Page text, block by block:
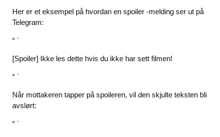
Her er et eksempel på hvordan en spoiler -melding ser ut på
Telegram:
“ `
[Spoiler] Ikke les dette hvis du ikke har sett filmen!
“ `
Når mottakeren tapper på spoileren, vil den skjulte teksten bli
avslørt:
“ `